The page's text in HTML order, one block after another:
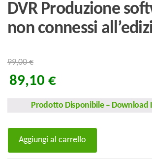
DVR Produzione
non connessi
99,00€
89,10 €
Prodotto Disponibile – Download
Aggiungi al carrello